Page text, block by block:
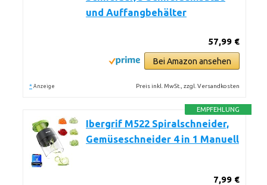
und Auffangbehälter
57,99 €
Bei Amazon ansehen
* Anzeige Preis inkl. MwSt., zzgl. Versandkosten
EMPFEHLUNG
Ibergrif M522 Spiralschneider,
Gemüseschneider 4 in 1 Manuell
7,99 €